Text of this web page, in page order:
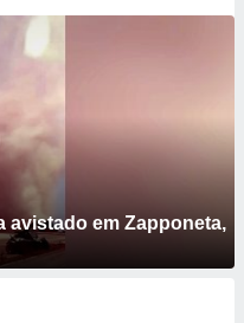
avistado em Zapponeta,